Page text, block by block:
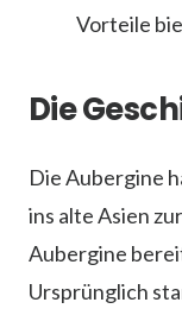
Vorteile
Die
Die Aubergine
ins alte Asien
Aubergine
Ursprünglich